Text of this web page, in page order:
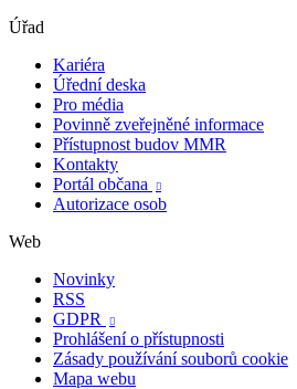
Úřad
Kariéra
Úřední deska
Pro média
Povinně zveřejněné informace
Přístupnost budov MMR
Kontakty
Portál občana

Autorizace osob
Web
Novinky
RSS
GDPR

Prohlášení o přístupnosti
Zásady používání souborů cookie
Mapa webu